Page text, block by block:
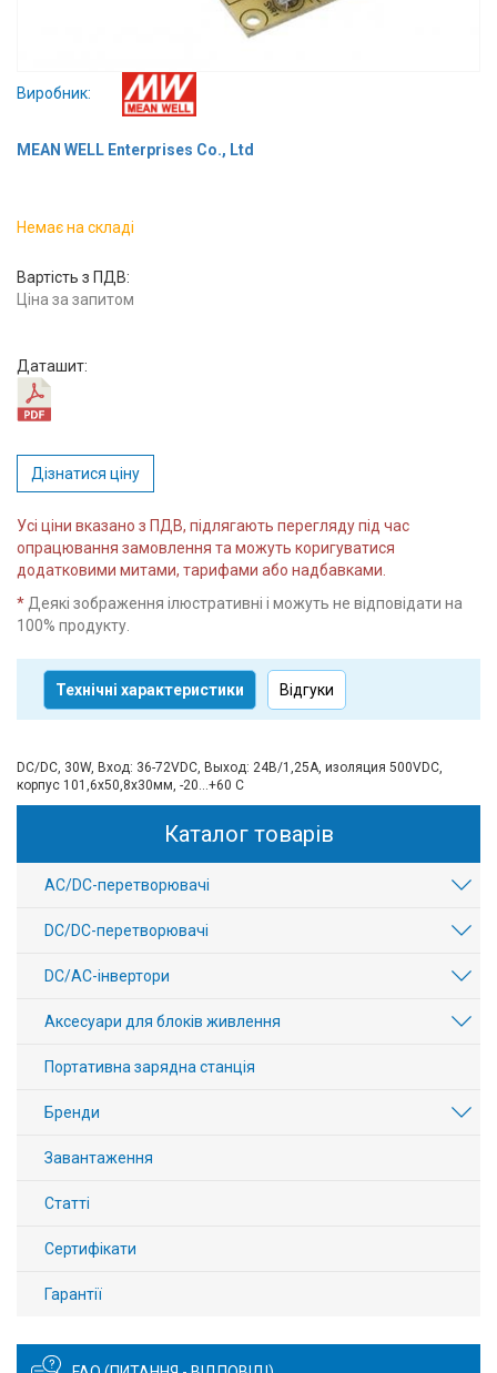
Виробники
Контакти
Доставка
Тех.
Підтримка
Блог
Виробник:
MEAN WELL Enterprises Co., Ltd
Немає на складі
Вартість з ПДВ:
Ціна за запитом
Даташит:
Дізнатися ціну
Усі ціни вказано з ПДВ, підлягають перегляду під час
опрацювання замовлення та можуть коригуватися
додатковими митами, тарифами або надбавками.
* Деякі зображення ілюстративні і можуть не відповідати на
100% продукту.
Технічні характеристики Відгуки
DC/DC, 30W, Вход: 36-72VDC, Выход: 24В/1,25A, изоляция 500VDC,
корпус 101,6х50,8х30мм, -20...+60 С
Каталог товарів
AC/DC-перетворювачі
DC/DC-перетворювачі
DC/AC-інвертори
Аксесуари для блоків живлення
Портативна зарядна станція
Бренди
Завантаження
Статті
Сертифікати
Гарантії